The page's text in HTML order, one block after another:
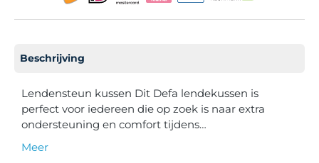
Beschrijving
Lendensteun kussen Dit Defa lendekussen is
perfect voor iedereen die op zoek is naar extra
ondersteuning en comfort tijdens…
Meer